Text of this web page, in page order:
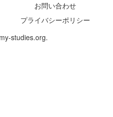
お問い合わせ
プライバシーポリシー
studies.org.